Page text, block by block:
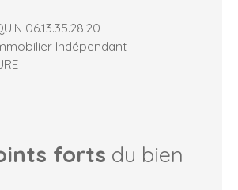
06.13.35.28.20
Indépendant
forts du bien